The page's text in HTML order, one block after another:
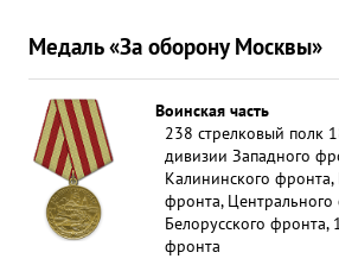
Медаль «За оборону Москвы»
Воинская часть
238 стрелковый полк
дивизии Западного
Калининского фронта,
фронта, Центрального
Белорусского фронта,
фронта